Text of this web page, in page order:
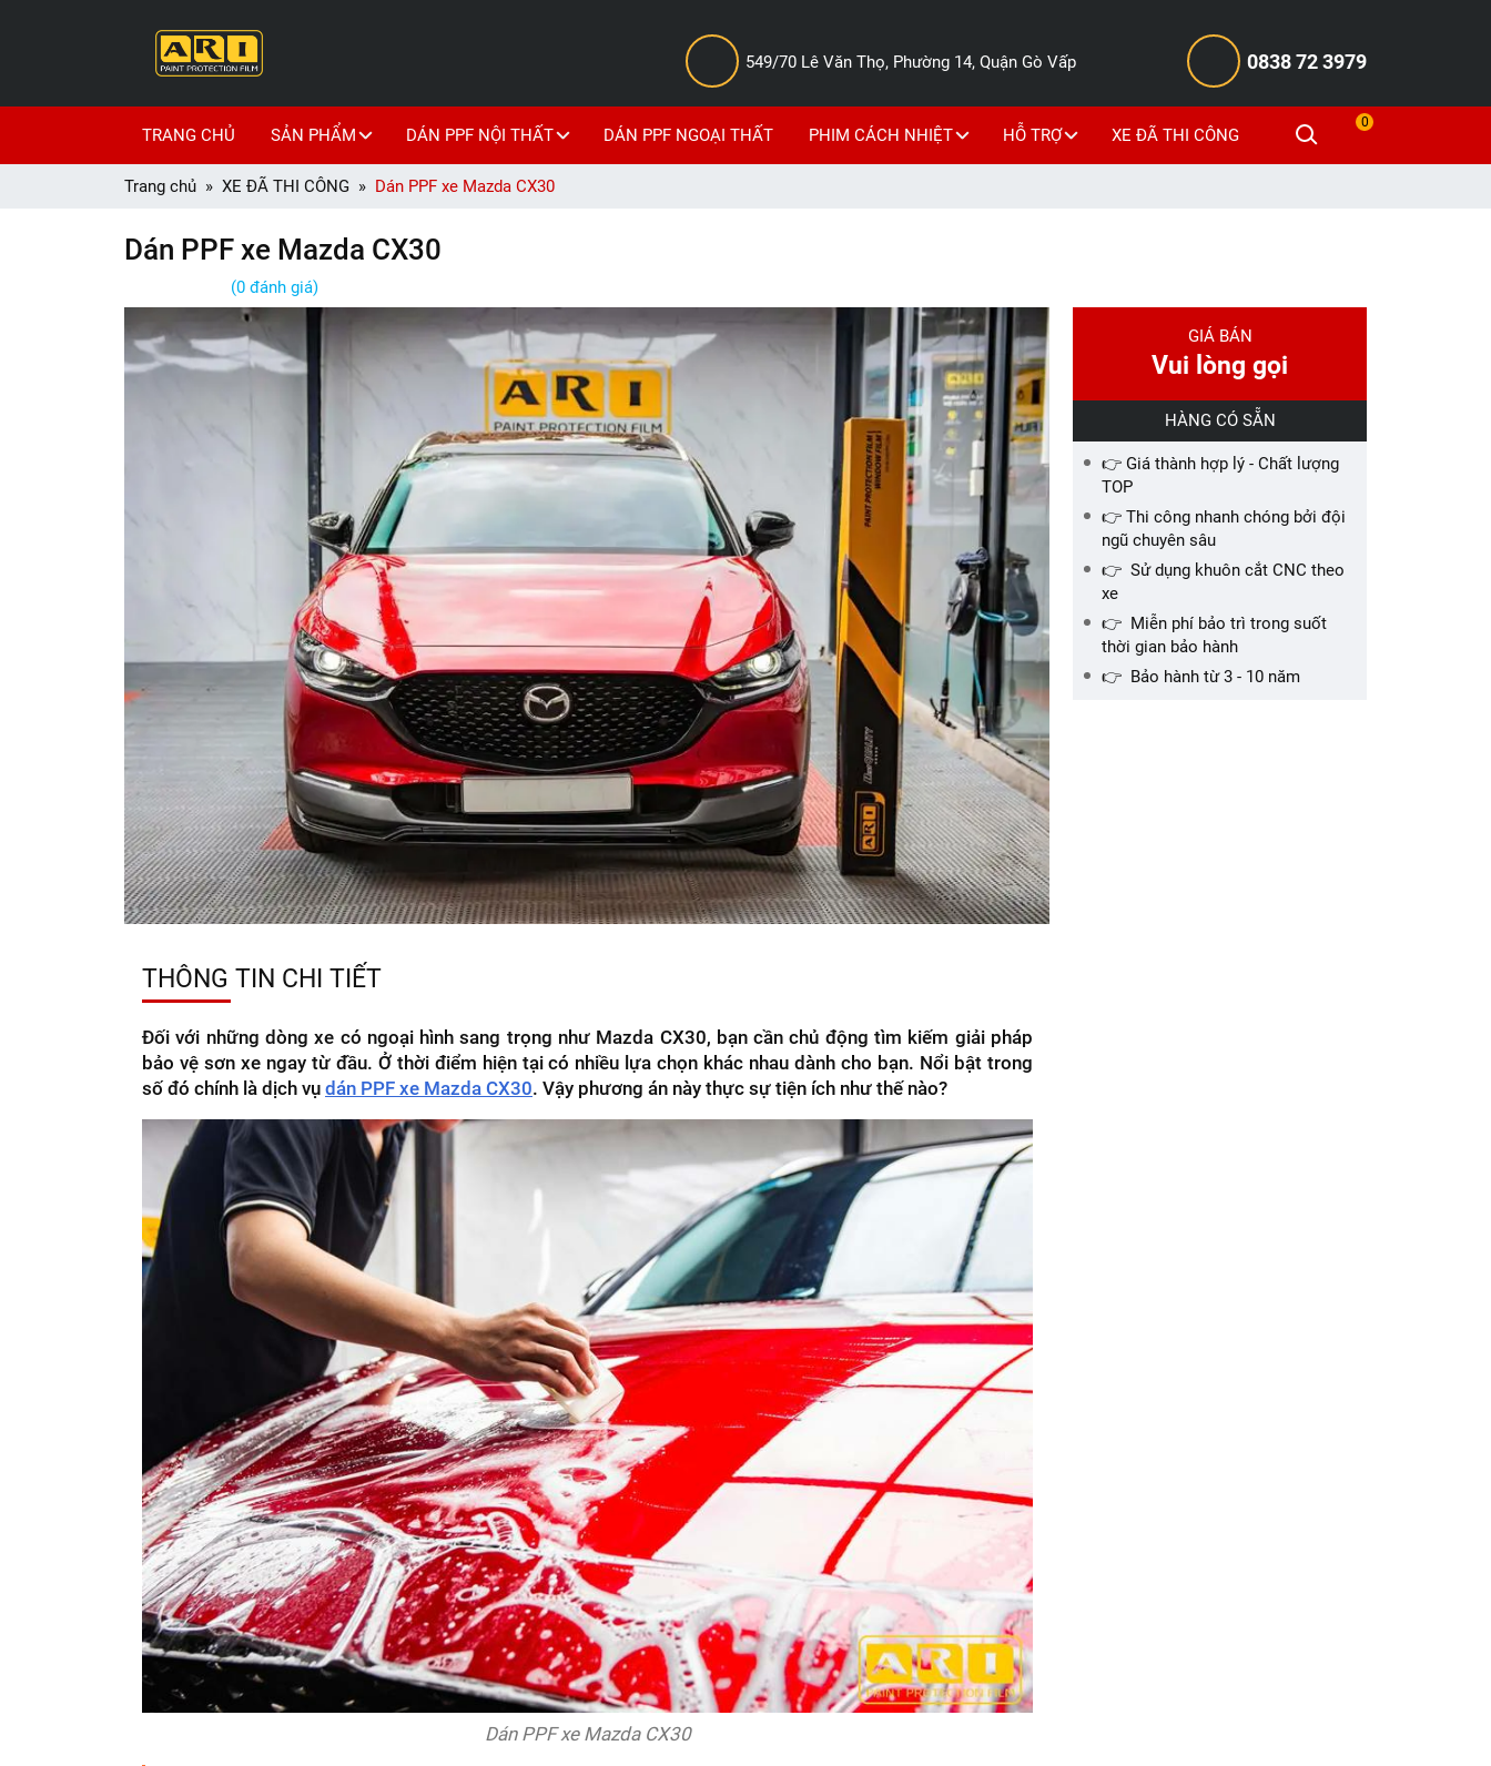
549/70 Lê Văn Thọ, Phường 14, Quận Gò Vấp 0838 72 3979
TRANG CHỦ SẢN PHẨM DÁN PPF NỘI THẤT DÁN PPF NGOẠI THẤT PHIM CÁCH NHIỆT HỖ TRỢ XE ĐÃ THI CÔNG
0
Trang chủ XE ĐÃ THI CÔNG Dán PPF xe Mazda CX30
Dán PPF xe Mazda CX30
(0 đánh giá)
THÔNG TIN CHI TIẾT
Đối với những dòng xe có ngoại hình sang trọng như Mazda CX30, bạn cần chủ động tìm kiếm giải pháp
bảo vệ sơn xe ngay từ đầu. Ở thời điểm hiện tại có nhiều lựa chọn khác nhau dành cho bạn. Nổi bật trong
số đó chính là dịch vụ dán PPF xe Mazda CX30. Vậy phương án này thực sự tiện ích như thế nào?
Dán PPF xe Mazda CX30
GIÁ BÁN
Vui lòng gọi
HÀNG CÓ SẴN
👉 Giá thành hợp lý - Chất lượng
TOP
👉 Thi công nhanh chóng bởi đội
ngũ chuyên sâu
👉 Sử dụng khuôn cắt CNC theo
xe
👉 Miễn phí bảo trì trong suốt
thời gian bảo hành
👉 Bảo hành từ 3 - 10 năm